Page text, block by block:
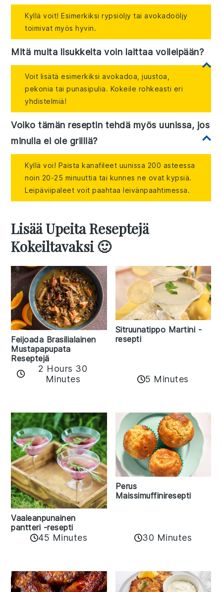
Kyllä voit! Esimerkiksi rypsiöljy tai avokadoöljy
toimivat myös hyvin.
Mitä muita lisukkeita voin laittaa voileipään?
Voit lisätä esimerkiksi avokadoa, juustoa,
pekonia tai punasipulia. Kokeile rohkeasti eri
yhdistelmiä!
Voiko tämän reseptin tehdä myös uunissa, jos
minulla ei ole grilliä?
Kyllä voi! Paista kanafileet uunissa 200 asteessa
noin 20-25 minuuttia tai kunnes ne ovat kypsiä.
Leipäviipaleet voit paahtaa leivänpaahtimessa.
Lisää Upeita Reseptejä
Kokeiltavaksi 🙂
Feijoada Brasilialainen
Mustapapupata
Reseptejä
2 Hours 30
Minutes
Sitruunatippo Martini -
resepti
5 Minutes
Vaaleanpunainen
pantteri -resepti
45 Minutes
Perus
Maissimuffiniresepti
30 Minutes